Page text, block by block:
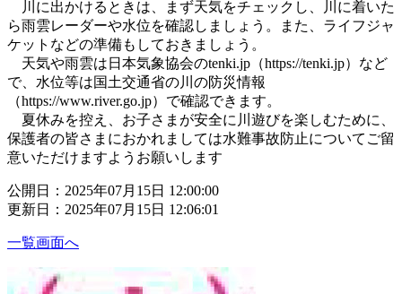
川に出かけるときは、まず天気をチェックし、川に着いた
ら雨雲レーダーや水位を確認しましょう。また、ライフジャ
ケットなどの準備もしておきましょう。
天気や雨雲は日本気象協会のtenki.jp（https://tenki.jp）など
で、水位等は国土交通省の川の防災情報
（https://www.river.go.jp）で確認できます。
夏休みを控え、お子さまが安全に川遊びを楽しむために、
保護者の皆さまにおかれましては水難事故防止についてご留
意いただけますようお願いします
公開日：2025年07月15日 12:00:00
更新日：2025年07月15日 12:06:01
一覧画面へ